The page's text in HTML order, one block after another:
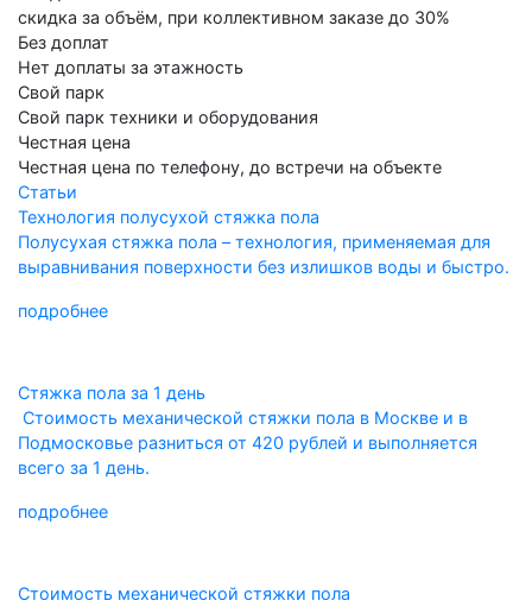
скидка за объём, при коллективном заказе до 30%
Без доплат
Нет доплаты за этажность
Свой парк
Свой парк техники и оборудования
Честная цена
Честная цена по телефону, до встречи на объекте
Статьи
Технология полусухой стяжка пола
Полусухая стяжка пола – технология, применяемая для
выравнивания поверхности без излишков воды и быстро.
подробнее
Стяжка пола за 1 день
Стоимость механической стяжки пола в Москве и в
Подмосковье разниться от 420 рублей и выполняется
всего за 1 день.
подробнее
Стоимость механической стяжки пола